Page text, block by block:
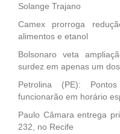
Solange Trajano
Camex prorroga
alimentos e etanol
Bolsonaro veta
surdez em apenas um
Petrolina (PE):
funcionarão em horário
Paulo Câmara entrega
232, no Recife